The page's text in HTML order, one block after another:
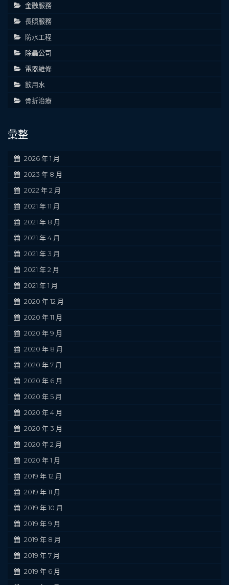
金融服務
長照服務
防水工程
除蟲公司
電器維修
飲用水
骨折治療
彙整
2026 年 1 月
2023 年 8 月
2022 年 2 月
2021 年 11 月
2021 年 8 月
2021 年 4 月
2021 年 3 月
2021 年 2 月
2021 年 1 月
2020 年 12 月
2020 年 11 月
2020 年 9 月
2020 年 8 月
2020 年 7 月
2020 年 6 月
2020 年 5 月
2020 年 4 月
2020 年 3 月
2020 年 2 月
2020 年 1 月
2019 年 12 月
2019 年 11 月
2019 年 10 月
2019 年 9 月
2019 年 8 月
2019 年 7 月
2019 年 6 月